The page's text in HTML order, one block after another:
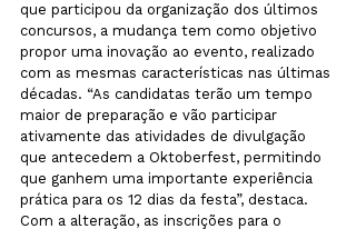
que participou da organização dos últimos
concursos, a mudança tem como objetivo
propor uma inovação ao evento, realizado
com as mesmas características nas últimas
décadas. “As candidatas terão um tempo
maior de preparação e vão participar
ativamente das atividades de divulgação
que antecedem a Oktoberfest, permitindo
que ganhem uma importante experiência
prática para os 12 dias da festa”, destaca.
Com a alteração, as inscrições para o